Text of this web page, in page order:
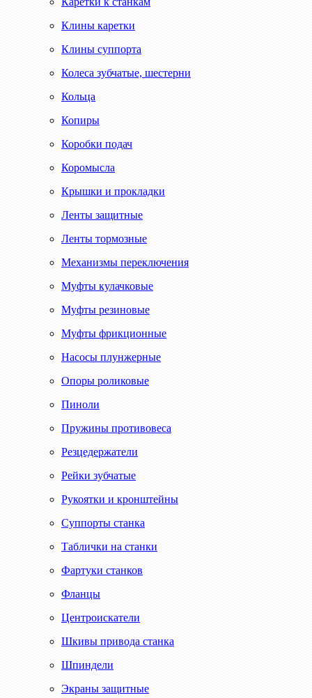
Клины каретки
Клины суппорта
Колеса зубчатые, шестерни
Кольца
Копиры
Коробки подач
Коромысла
Крышки и прокладки
Ленты защитные
Ленты тормозные
Механизмы переключения
Муфты кулачковые
Муфты резиновые
Муфты фрикционные
Насосы плунжерные
Опоры роликовые
Пиноли
Пружины противовеса
Резцедержатели
Рейки зубчатые
Рукоятки и кронштейны
Суппорты станка
Таблички на станки
Фартуки станков
Фланцы
Центроискатели
Шкивы привода станка
Шпиндели
Экраны защитные